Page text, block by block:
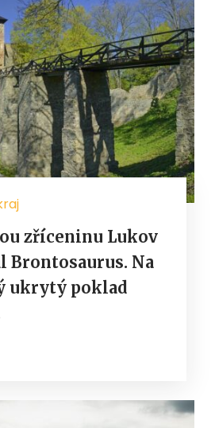
zříceninu Lukov
Brontosaurus. Na
ukrytý poklad